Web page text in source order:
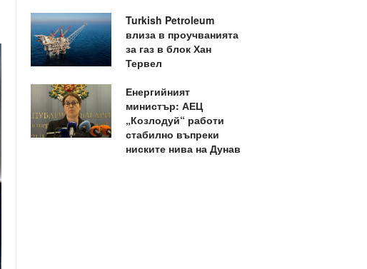
Turkish Petroleum
влиза в проучванията
за газ в блок Хан
Тервел
Енергийният
министър: АЕЦ
„Козлодуй“ работи
стабилно въпреки
ниските нива на Дунав